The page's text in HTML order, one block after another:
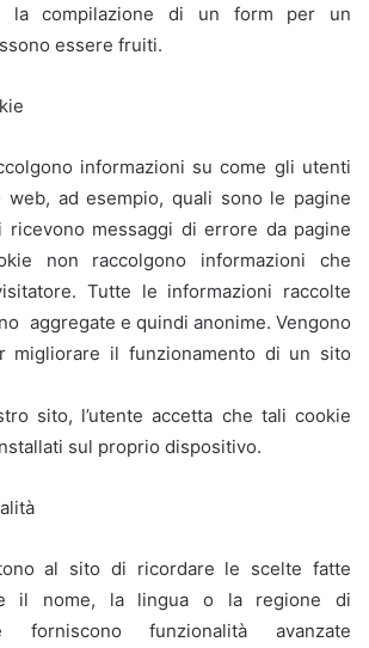
la compilazione di un form per un
essere fruiti.
informazioni su come gli utenti
web, ad esempio, quali sono le pagine
ricevono messaggi di errore da pagine
non raccolgono informazioni che
Tutte le informazioni raccolte
aggregate e quindi anonime. Vengono
migliorare il funzionamento di un sito
sito, l’utente accetta che tali cookie
sul proprio dispositivo.
al sito di ricordare le scelte fatte
il nome, la lingua o la regione di
forniscono funzionalità avanzate